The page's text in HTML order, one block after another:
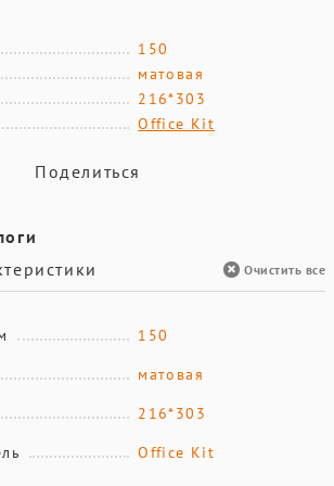
150
матовая
216*303
Office Kit
Поделиться
Очистить все
150
матовая
216*303
Office Kit